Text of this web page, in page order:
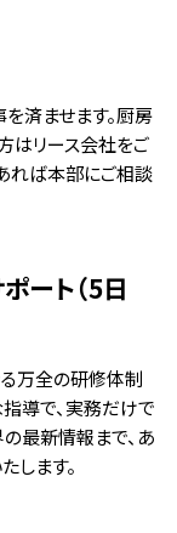
済ませます。厨房
はリース会社をご
れば本部にご相談
ート（5日
万全の研修体制
導で、実務だけで
最新情報まで、あ
します。